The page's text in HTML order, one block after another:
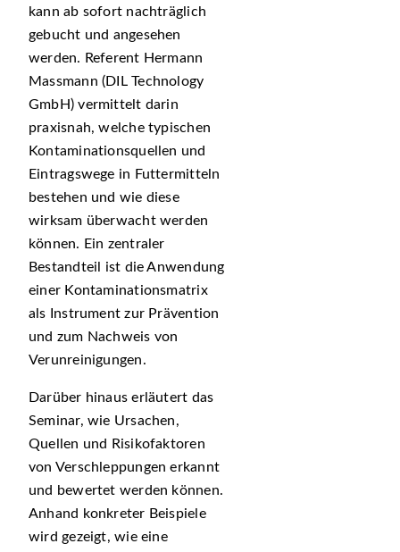
kann ab sofort nachträglich
gebucht und angesehen
werden. Referent Hermann
Massmann (DIL Technology
GmbH) vermittelt darin
praxisnah, welche typischen
Kontaminationsquellen und
Eintragswege in Futtermitteln
bestehen und wie diese
wirksam überwacht werden
können. Ein zentraler
Bestandteil ist die Anwendung
einer Kontaminationsmatrix
als Instrument zur Prävention
und zum Nachweis von
Verunreinigungen.
Darüber hinaus erläutert das
Seminar, wie Ursachen,
Quellen und Risikofaktoren
von Verschleppungen erkannt
und bewertet werden können.
Anhand konkreter Beispiele
wird gezeigt, wie eine